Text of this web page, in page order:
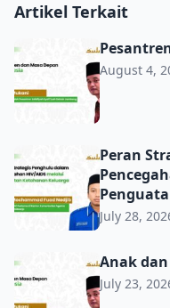
Artikel Terkait
Pesantren dan Masa
August 4,
Peran StrategisPeran
July 28,
Anak dan MasaAnak
July 23,